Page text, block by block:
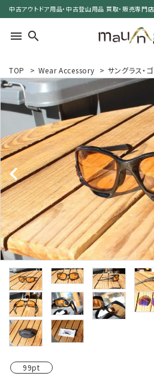
中古アウトドア用品・中古登山用品 買取・販売専
menu search
カテゴリーで選ぶ
サイズで選ぶ
特集で選ぶ
価格で選ぶ
買取案内
レンタル・修理
店舗情報
POLICY
INFORMATION
TOP > Wear Accessory > サングラス・
99pt